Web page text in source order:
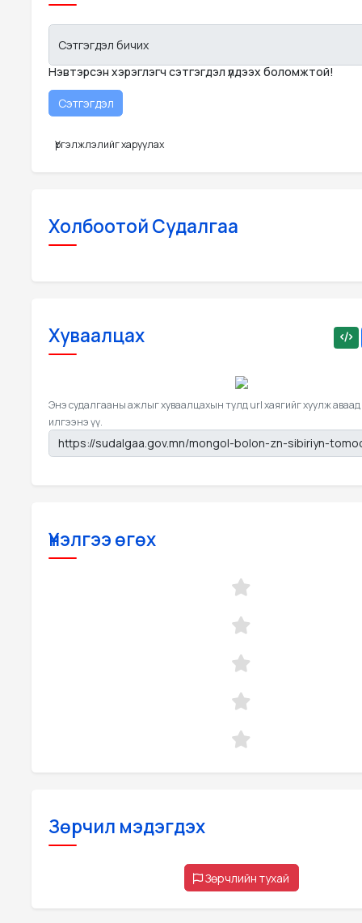
Сэтгэгдэл бичих
Нэвтэрсэн хэрэглэгч сэтгэгдэл үлдээх боломжтой!
Үргэлжлэлийг харуулах
Холбоотой Судалгаа
Хуваалцах
Энэ судалгааны ажлыг хуваалцахын тулд url хаягийг хуулж аваад
илгээнэ үү.
Үнэлгээ өгөх
Зөрчил мэдэгдэх
Зөрчлийн тухай